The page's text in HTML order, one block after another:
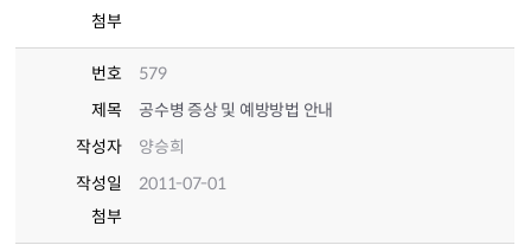
첨부
번호
579
제목
공수병 증상 및 예방방법 안내
작성자
양승희
작성일
2011-07-01
첨부